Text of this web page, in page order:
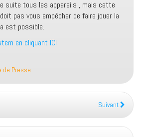
suite tous les appareils , mais cette
pas vous empêcher de faire jouer la
est possible.
en cliquant ICI
de Presse
Suivant